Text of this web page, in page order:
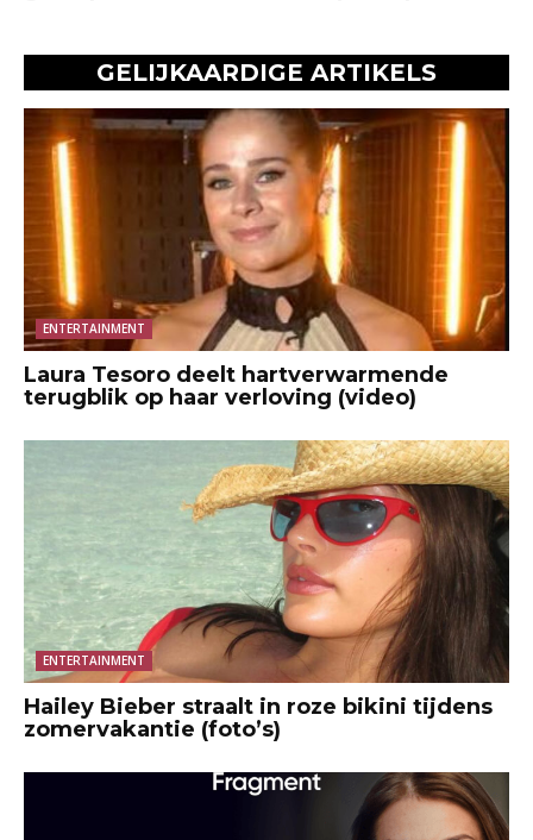
GELIJKAARDIGE ARTIKELS
ENTERTAINMENT
Laura Tesoro deelt hartverwarmende
terugblik op haar verloving (video)
ENTERTAINMENT
Hailey Bieber straalt in roze bikini tijdens
zomervakantie (foto’s)